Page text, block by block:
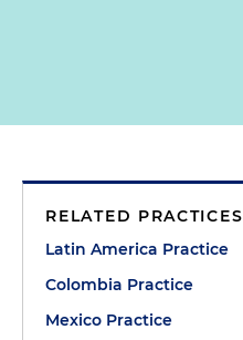
RELATED PRACTICES
Latin America Practice
Colombia Practice
Mexico Practice